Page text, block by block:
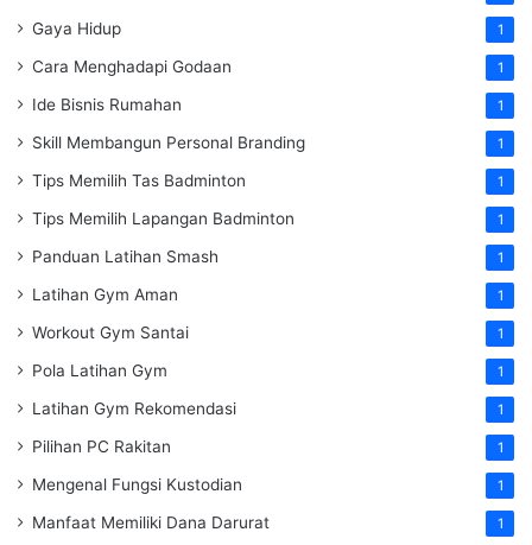
Gaya Hidup 1
Cara Menghadapi Godaan 1
Ide Bisnis Rumahan 1
Skill Membangun Personal Branding 1
Tips Memilih Tas Badminton 1
Tips Memilih Lapangan Badminton 1
Panduan Latihan Smash 1
Latihan Gym Aman 1
Workout Gym Santai 1
Pola Latihan Gym 1
Latihan Gym Rekomendasi 1
Pilihan PC Rakitan 1
Mengenal Fungsi Kustodian 1
Manfaat Memiliki Dana Darurat 1